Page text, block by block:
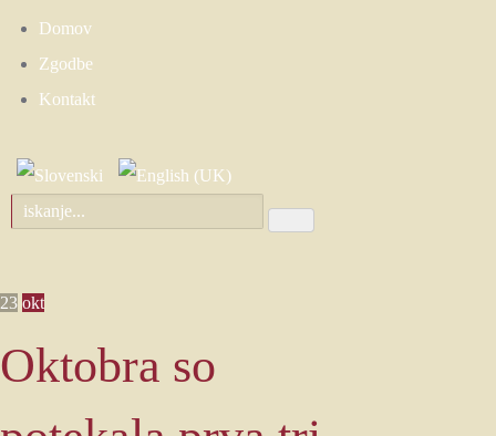
Domov
Zgodbe
Kontakt
23 okt
Oktobra so